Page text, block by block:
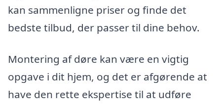
kan sammenligne priser og finde det
bedste tilbud, der passer til dine behov.
Montering af døre kan være en vigtig
opgave i dit hjem, og det er afgørende at
have den rette ekspertise til at udføre